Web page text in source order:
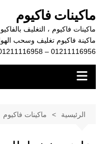
المحتوى
ماكينات فاكيوم
ماكينات فاكيوم ، التغليف
01211116956 – 01211116958
الرئيسية ماكينات فاكيوم